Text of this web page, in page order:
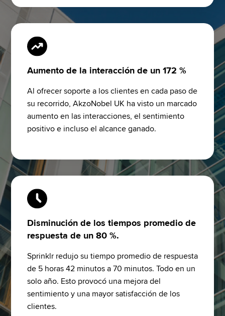
Aumento de la interacción de un 172 %
Al ofrecer soporte a los clientes en cada paso de
su recorrido, AkzoNobel UK ha visto un marcado
aumento en las interacciones, el sentimiento
positivo e incluso el alcance ganado.
Disminución de los tiempos promedio de
respuesta de un 80 %.
Sprinklr redujo su tiempo promedio de respuesta
de 5 horas 42 minutos a 70 minutos. Todo en un
solo año. Esto provocó una mejora del
sentimiento y una mayor satisfacción de los
clientes.